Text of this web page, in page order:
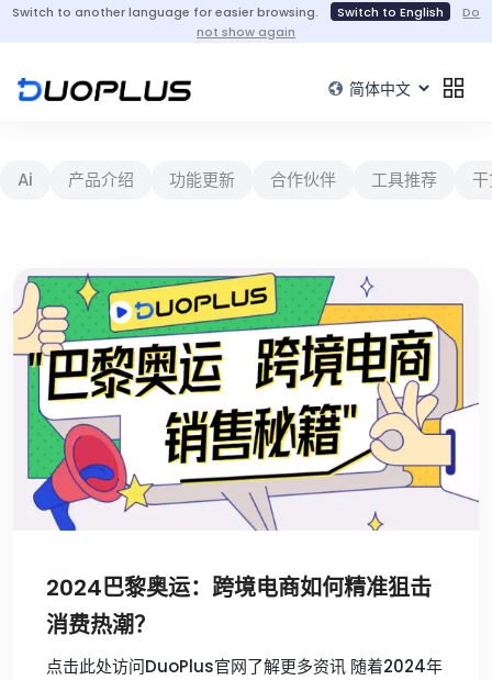
Switch to another language for easier browsing. Switch to English
Do
not show again
Ai 产品介绍 功能更新 合作伙伴 工具推荐
2024巴黎奥运：跨境电商如何精准狙击
消费热潮？
点击此处访问DuoPlus官网了解更多资讯 随着2024年